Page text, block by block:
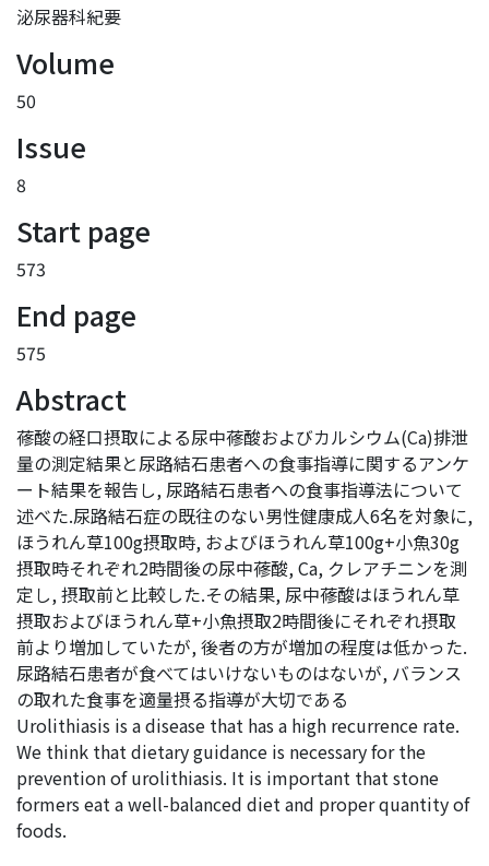
泌尿器科紀要
Volume
50
Issue
8
Start page
573
End page
575
Abstract
蓚酸の経口摂取による尿中蓚酸およびカルシウム(Ca)排泄
量の測定結果と尿路結石患者への食事指導に関するアンケ
ート結果を報告し, 尿路結石患者への食事指導法について
述べた.尿路結石症の既往のない男性健康成人6名を対象に,
ほうれん草100g摂取時, およびほうれん草100g+小魚30g
摂取時それぞれ2時間後の尿中蓚酸, Ca, クレアチニンを測
定し, 摂取前と比較した.その結果, 尿中蓚酸はほうれん草
摂取およびほうれん草+小魚摂取2時間後にそれぞれ摂取
前より増加していたが, 後者の方が増加の程度は低かった.
尿路結石患者が食べてはいけないものはないが, バランス
の取れた食事を適量摂る指導が大切である
Urolithiasis is a disease that has a high recurrence rate.
We think that dietary guidance is necessary for the
prevention of urolithiasis. It is important that stone
formers eat a well-balanced diet and proper quantity of
foods.